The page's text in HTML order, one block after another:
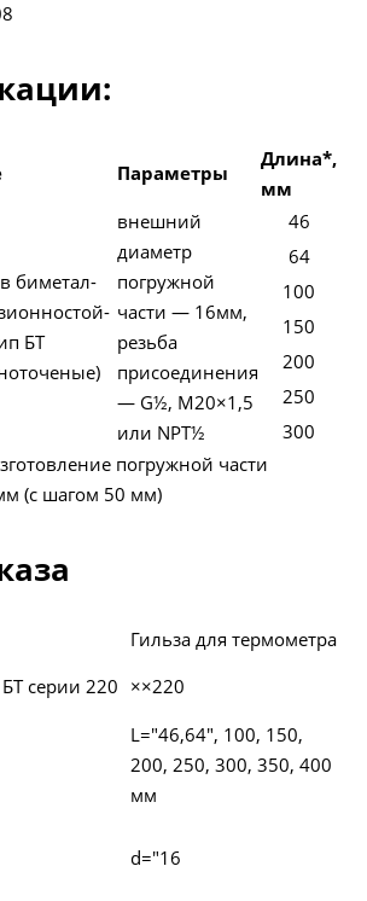
Параметры
Длина*,
мм
биме­тал­
БТ
внешний
диаметр
погружной
части — 16мм,
резьба
присоединения
— G½, М20×1,5
или NPT½
46
64
100
150
200
250
300
погружной части
(с шагом 50 мм)
Гильза для термометра
БТ серии 220 ××220
L="46,64", 100, 150,
200, 250, 300, 350, 400
мм
d="16